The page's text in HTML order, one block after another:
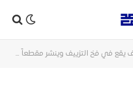
في فخ التزييف وينشر مقطعاً من فيلم أمريكي على أنه من اليمن